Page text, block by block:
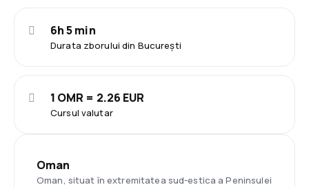
Durata zborului din București
6h 5 min
Cursul valutar
1 OMR = 2.26 EUR
Oman
Oman, situat în extremitatea sud-estica a Peninsulei